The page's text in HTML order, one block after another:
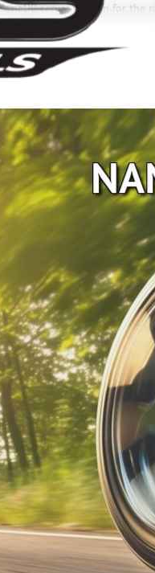
server version for the